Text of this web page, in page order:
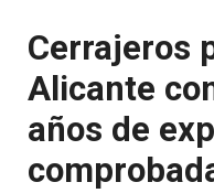
Cerrajeros
Alicante
años de